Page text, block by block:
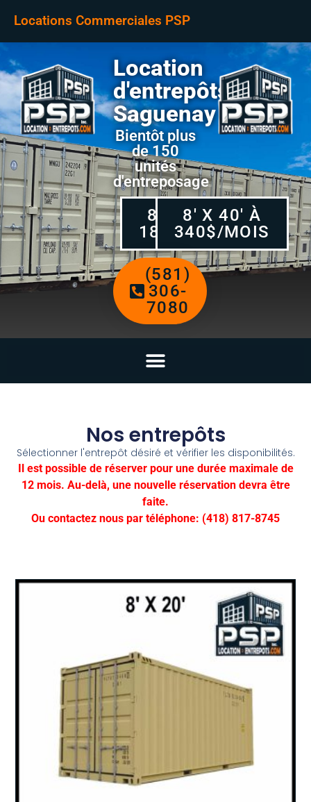
Locations Commerciales PSP
Location
d'entrepôts
Saguenay
Bientôt plus
de 150
unités
d'entreposage
8' X 20' À
180$/MOIS
8' X 40' À
340$/MOIS
(581)
306-
7080
Nos entrepôts
Sélectionner l'entrepôt désiré et vérifier les disponibilités.
Il est possible de réserver pour une durée maximale de
12 mois. Au-delà, une nouvelle réservation devra être
faite.
Ou contactez nous par téléphone: (418) 817-8745